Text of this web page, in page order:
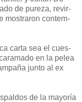
de pu­re­za, re­vir­
mos­tra­ron con­tem­
car­ta sea el cues­
en la pe­lea
jun­to al ex
de la ma­yo­ría